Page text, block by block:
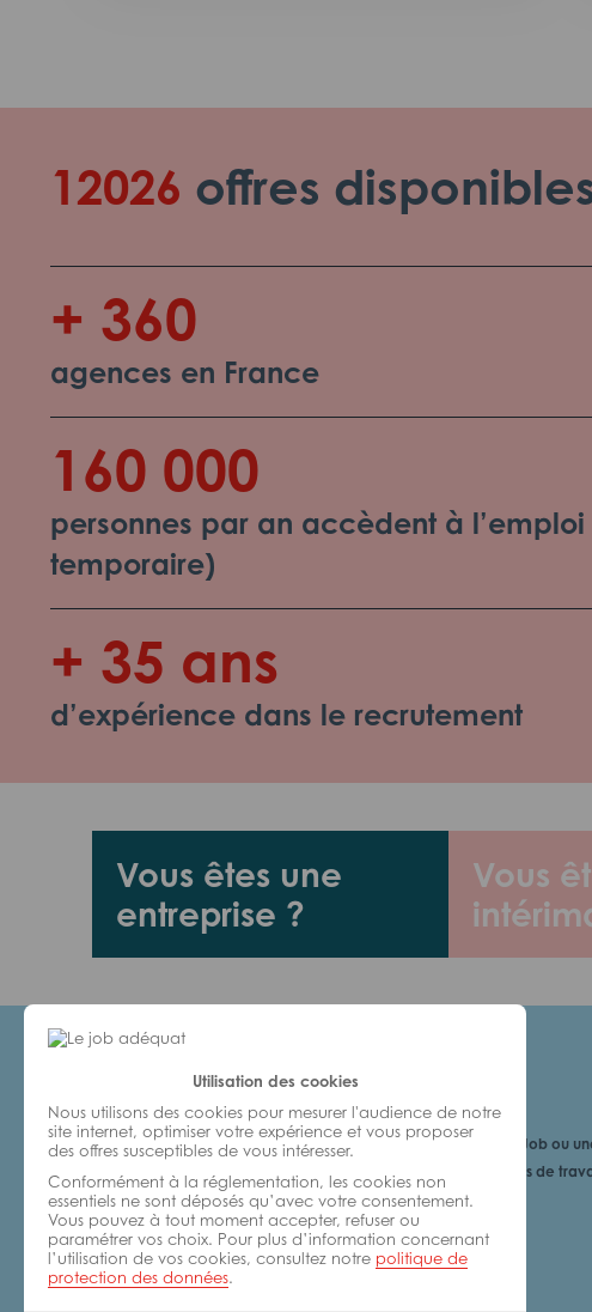
Utilisation des cookies
Nous utilisons des cookies pour mesurer l'audience de notre
site internet, optimiser votre expérience et vous proposer
des offres susceptibles de vous intéresser.
Conformément à la réglementation, les cookies non
essentiels ne sont déposés qu’avec votre consentement.
Vous pouvez à tout moment accepter, refuser ou
paramétrer vos choix. Pour plus d’information concernant
l’utilisation de vos cookies, consultez notre politique de
protection des données.
12026 offres
+ 360
agences en France
160 000
personnes par an accèdent à l’emploi
temporaire)
+ 35 ans
d’expérience dans le recrutement
Vous êtes une
entreprise ?
Vous
Je cherche un Job ou
6 bonnes raisons de
avec nous